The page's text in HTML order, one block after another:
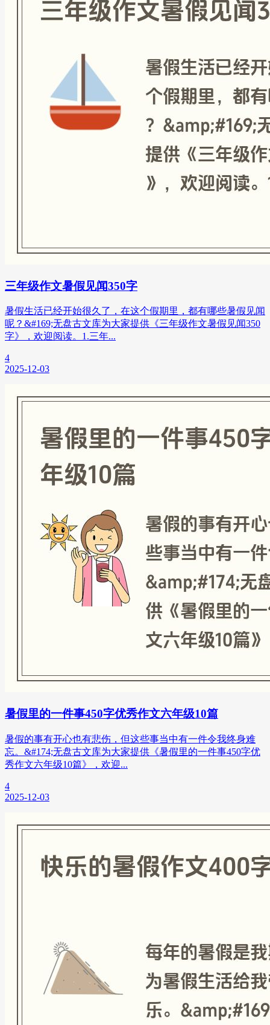
三年级作文暑假见闻350字
暑假生活已经开始很久了，在这个假期里，都有哪些暑假见闻
呢？&#169;无盘古文库为大家提供《三年级作文暑假见闻350
字》，欢迎阅读。1.三年...
4
2025-12-03
暑假里的一件事450字优秀作文六年级10篇
暑假的事有开心也有悲伤，但这些事当中有一件令我终身难
忘。&#174;无盘古文库为大家提供《暑假里的一件事450字优
秀作文六年级10篇》，欢迎...
4
2025-12-03